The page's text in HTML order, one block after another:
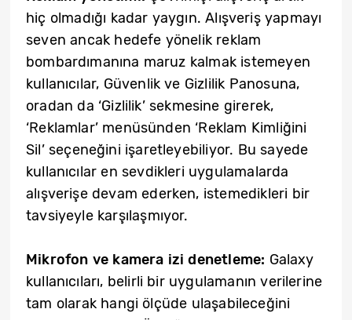
hiç olmadığı kadar yaygın. Alışveriş yapmayı
seven ancak hedefe yönelik reklam
bombardımanına maruz kalmak istemeyen
kullanıcılar, Güvenlik ve Gizlilik Panosuna,
oradan da ‘Gizlilik’ sekmesine girerek,
‘Reklamlar’ menüsünden ‘Reklam Kimliğini
Sil’ seçeneğini işaretleyebiliyor. Bu sayede
kullanıcılar en sevdikleri uygulamalarda
alışverişe devam ederken, istemedikleri bir
tavsiyeyle karşılaşmıyor.
Mikrofon ve kamera izi denetleme: Galaxy
kullanıcıları, belirli bir uygulamanın verilerine
tam olarak hangi ölçüde ulaşabileceğini